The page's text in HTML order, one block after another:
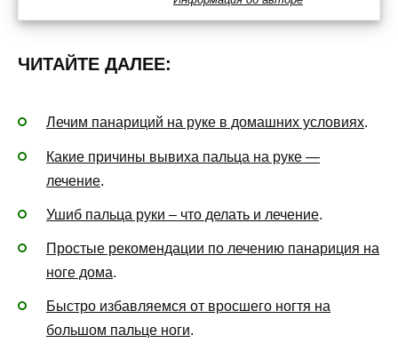
ЧИТАЙТЕ ДАЛЕЕ:
Лечим панариций на руке в домашних условиях.
Какие причины вывиха пальца на руке —
лечение.
Ушиб пальца руки – что делать и лечение.
Простые рекомендации по лечению панариция на
ноге дома.
Быстро избавляемся от вросшего ногтя на
большом пальце ноги.